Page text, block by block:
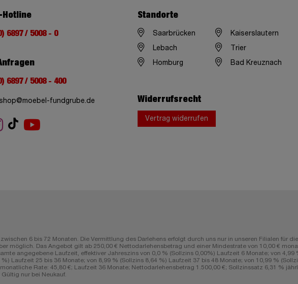
Hotline
6897 / 5008 - 0
6897 / 5008 - 400
fundgrube.de
Standorte
Saarbrücken Kaiserslautern
Lebach Trier
Homburg Bad Kreuznach
Widerrufsrecht
Vertrag widerrufen
6 bis 72 Monaten. Die Vermittlung des Darlehens erfolgt durch uns nur in unseren Filialen für
möglich. Das Angebot gilt ab 250,00 € Nettodarlehensbetrag und einer Mindestrate von 10,00 €
angegebene Laufzeit, effektiver Jahreszins von 0,0 % (Sollzins 0,00%) Laufzeit 6 Monate; von 4,99
Laufzeit 25 bis 36 Monate; von 8,99 % (Sollzins 8,64 %) Laufzeit 37 bis 48 Monate; von 10,99 %
Rate: 45,80 €; Laufzeit 36 Monate; Nettodarlehensbetrag 1.500,00 €; Sollzinssatz 6,31 %
nur bei Neukauf.